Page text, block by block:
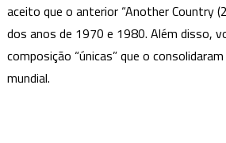
aceito que o anterior “Another Country
dos anos de 1970 e 1980. Além disso,
composição “únicas” que o
mundial.